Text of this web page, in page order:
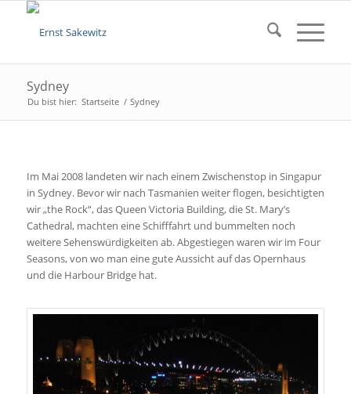
Sydney
Du bist hier: Startseite / Sydney
Im Mai 2008 landeten wir nach einem Zwischenstop in Singapur
in Sydney. Bevor wir nach Tasmanien weiter flogen, besichtigten
wir „the Rock“, das Queen Victoria Building, die St. Mary’s
Cathedral, machten eine Schifffahrt und bummelten noch
weitere Sehenswürdigkeiten ab. Abgestiegen waren wir im Four
Seasons, von wo man eine gute Aussicht auf das Opernhaus
und die Harbour Bridge hat.